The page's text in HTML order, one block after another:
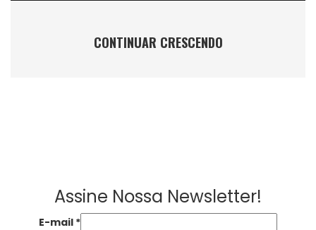
CONTINUAR CRESCENDO
Assine Nossa Newsletter!
E-mail *